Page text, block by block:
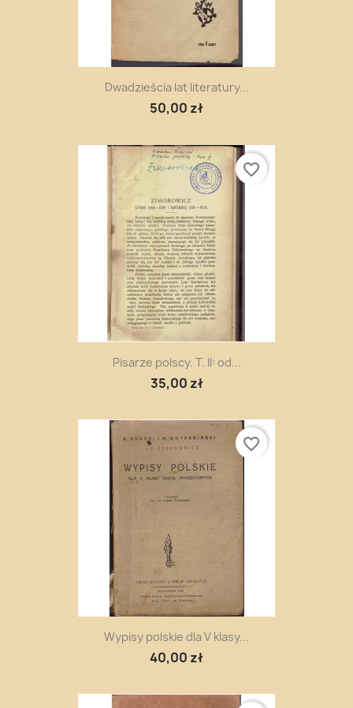
Dwadzieścia lat literatury...
50,00 zł
Pisarze polscy. T. II: od...
35,00 zł
favorite_border
Wypisy polskie dla V klasy...
40,00 zł
favorite_border